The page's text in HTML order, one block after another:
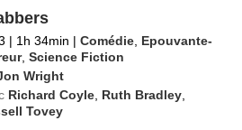
| 1h 34min | Comédie Epouvante-
,Science Fiction
Wright
Richard Coyle Ruth Bradley
Tovey